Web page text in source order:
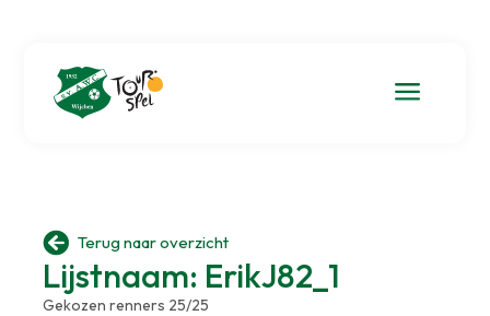
a
 Terug naar overzicht
Lijstnaam: ErikJ82_1
Gekozen renners 25/25